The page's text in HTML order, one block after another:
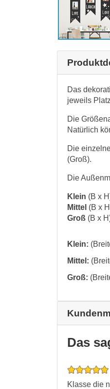
Das
jeweils
Die
Natürlich
Die
(Groß).
Die
Klein (B x
Mittel (B x
Groß (B x
Klein:
Mittel:
Groß:
Das
Klasse die